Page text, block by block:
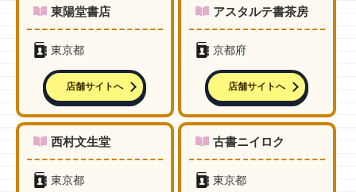
東陽堂書店
東京都
店舗サイトへ
アスタルテ書茶房
京都府
店舗サイトへ
西村文生堂
東京都
古書ニイロク
東京都